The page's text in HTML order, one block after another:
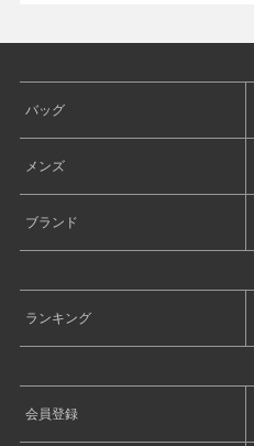
人情報の取り扱い
問い合わせ
FOLLOW US
バッグ
メンズ
ブランド
ランキング
会員登録